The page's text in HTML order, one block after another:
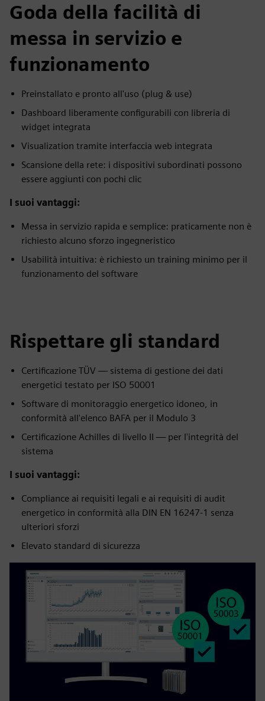
Goda della facilità di
messa in servizio e
funzionamento
Preinstallato e pronto all'uso (plug & use)
Dashboard liberamente configurabili con libreria di
widget integrata
Visualization tramite interfaccia web integrata
Scansione della rete: i dispositivi subordinati possono
essere aggiunti con pochi clic
I suoi vantaggi:
Messa in servizio rapida e semplice: praticamente non è
richiesto alcuno sforzo ingegneristico
Usabilità intuitiva: è richiesto un training minimo per il
funzionamento del software
Rispettare gli standard
Certificazione TÜV — sistema di gestione dei dati
energetici testato per ISO 50001
Software di monitoraggio energetico idoneo, in
conformità all'elenco BAFA per il Modulo 3
Certificazione Achilles di livello II — per l'integrità del
sistema
I suoi vantaggi:
Compliance ai requisiti legali e ai requisiti di audit
energetico in conformità alla DIN EN 16247-1 senza
ulteriori sforzi
Elevato standard di sicurezza